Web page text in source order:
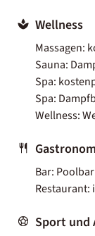
Wellness
Massagen:
Sauna:
Spa:
Spa:
Wellness:
Bar: Poolbar
Restaurant:
Sport und